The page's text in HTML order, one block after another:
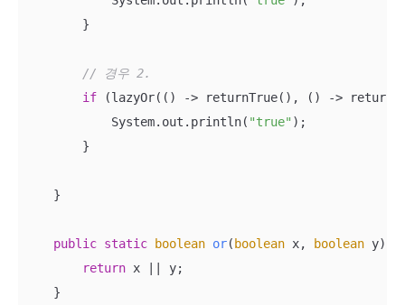
        }
// 경우 2.
if (lazyOr(() -> returnTrue(), () ->
            System.out.println(
"true" );
        }
    }
public static boolean or( boolean x, boolean y)
return x || y;
    }